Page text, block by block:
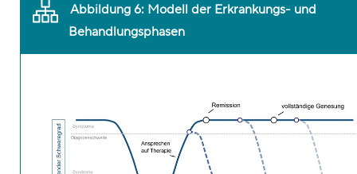
Abbildung 6: Modell der Erkrankungs- und
Behandlungsphasen